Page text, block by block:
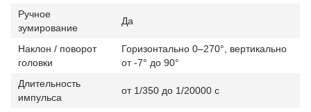
Ручное
зумирование
Да
Наклон / поворот
головки
Горизонтально 0–270°, вертикально
от -7° до 90°
Длительность
импульса
от 1/350 до 1/20000 с